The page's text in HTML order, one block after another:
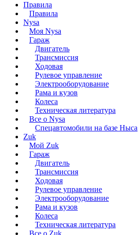
Правила
Правила
Nysa
Моя Nysa
Гараж
Двигатель
Трансмиссия
Ходовая
Рулевое управление
Электрооборудование
Рама и кузов
Колеса
Техническая литература
Все о Nysa
Спецавтомобили на базе Ныса
Zuk
Мой Zuk
Гараж
Двигатель
Трансмиссия
Ходовая
Рулевое управление
Электрооборудование
Рама и кузов
Колеса
Техническая литература